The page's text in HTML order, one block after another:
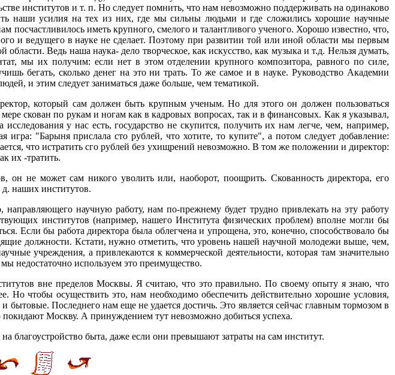
институтов и т. п. Но следует помнить, что нам невозможно поддерживать на одинаково
наши усилия на тех из них, где мы сильны людьми и где сложились хорошие научные
посчастливилось иметь крупного, смелого и талантливого ученого. Хорошо известно, что,
и ведущего в науке не сделает. Поэтому при развитии той или иной области мы первым
Ведь наша наука- дело творческое, как искусство, как музыка и т.д. Нельзя думать,
мы их получим: если нет в этом отделении крупного композитора, равного по силе,
бегать, сколько денег на это ни трать. То же самое и в науке. Руководство Академии
и этим следует заниматься даже больше, чем тематикой.
который сам должен быть крупным ученым. Но для этого он должен пользоваться
скован по рукам и ногам как в кадровых вопросах, так и в финансовых. Как я указывал,
у нас есть, государство не скупится, получить их нам легче, чем, например,
"Барыня прислала сто рублей, что хотите, то купите", а потом следует добавление:
что истратить сго рублей без ухищрений невозможно. В том же положении и директор:
их -тратить.
он не может сам никого уволить или, наоборот, поощрить. Скованность директора, его
наших институтов.
научную работу, нам по-прежнему будет трудно привлекать на эту работу
институтов (например, нашего Института физических проблем) вполне могли бы
Если бы работа директора была облегчена и упрощена, это, конечно, способствовало бы
должности. Кстати, нужно отметить, что уровень нашей научной молодежи выше, чем,
учреждения, а привлекаются к коммерческой деятельности, которая там значительно
недостаточно используем это преимущество.
вне пределов Москвы. Я считаю, что это правильно. По своему опыту я знаю, что
Но чтобы осуществить это, нам необходимо обеспечить действительно хорошие условия,
бытовые. Последнего нам еще не удается достичь. Это является сейчас главным тормозом в
Москву. А принуждением тут невозможно добиться успеха.
благоустройство быта, даже если они превышают затраты на сам институт.